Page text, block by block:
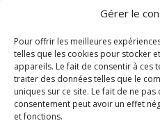
Gérer le
Pour offrir les meilleures
telles que les cookies pour stocker
appareils. Le fait de consentir à ces
traiter des données telles que le
uniques sur ce site. Le fait de ne
consentement peut avoir un effet
et fonctions.
Poster le
Vous devez être
commentaire.